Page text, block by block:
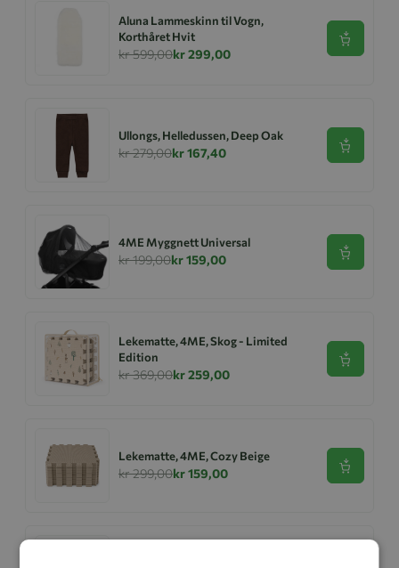
Aluna Lammeskinn til Vogn,
Korthåret Hvit
kr 599,00kr 299,00
Se
Ullongs, Helledussen, Deep Oak
kr 279,00kr 167,40 Se
4ME Myggnett Universal
kr 199,00kr 159,00 Se
Lekematte, 4ME, Skog - Limited
Edition
kr 369,00kr 259,00
Se
Lekematte, 4ME, Cozy Beige
kr 299,00kr 159,00 Se